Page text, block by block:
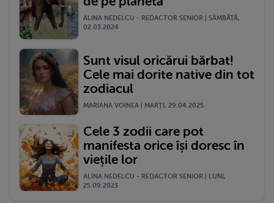
ALINA NEDELCU - REDACTOR SENIOR | SÂMBĂTĂ,
02.03.2024
Sunt visul oricărui bărbat!
Cele mai dorite native din tot
zodiacul
MARIANA VOINEA | MARŢI, 29.04.2025
Cele 3 zodii care pot
manifesta orice își doresc în
viețile lor
ALINA NEDELCU - REDACTOR SENIOR | LUNI,
25.09.2023